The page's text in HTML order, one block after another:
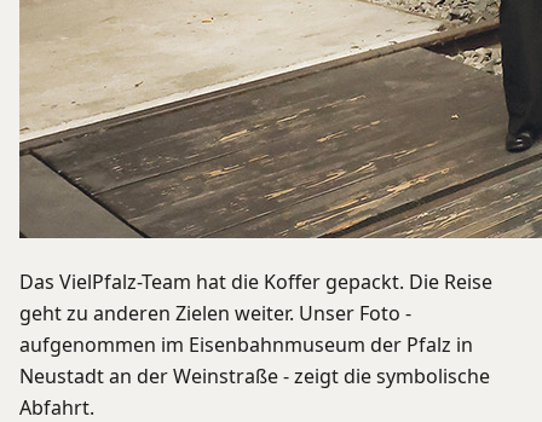
Das VielPfalz-Team hat die Koffer gepackt. Die Reise
geht zu anderen Zielen weiter. Unser Foto -
aufgenommen im Eisenbahnmuseum der Pfalz in
Neustadt an der Weinstraße - zeigt die symbolische
Abfahrt.